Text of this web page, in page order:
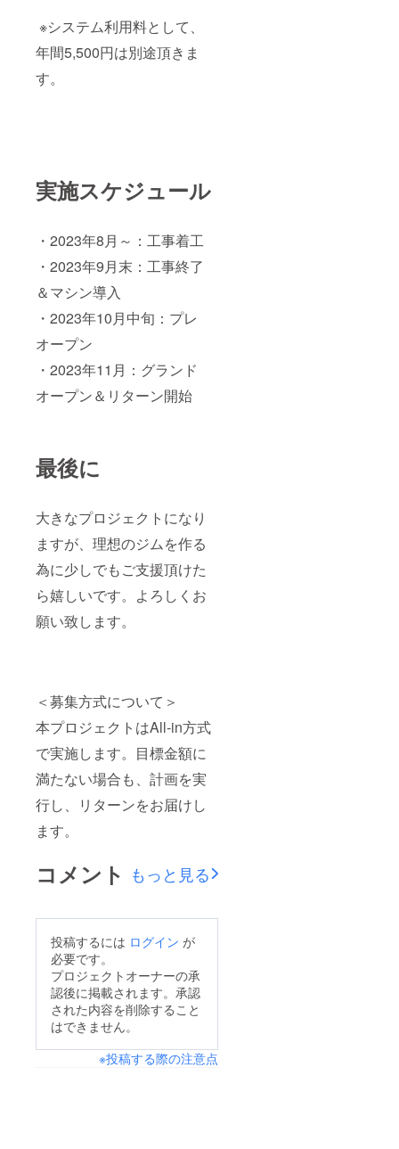
※システム利用料として、
年間5,500円は別途頂きま
す。
実施スケジュール
・2023年8月～：工事着工
・2023年9月末：工事終了
＆マシン導入
・2023年10月中旬：プレ
オープン
・2023年11月：グランド
オープン＆リターン開始
最後に
大きなプロジェクトになり
ますが、理想のジムを作る
為に少しでもご支援頂けた
ら嬉しいです。よろしくお
願い致します。
＜募集方式について＞
本プロジェクトはAll-in方式
で実施します。目標金額に
満たない場合も、計画を実
行し、リターンをお届けし
ます。
コメント もっと見る
投稿するには ログイン が
必要です。
プロジェクトオーナーの承
認後に掲載されます。承認
された内容を削除すること
はできません。
※投稿する際の注意点